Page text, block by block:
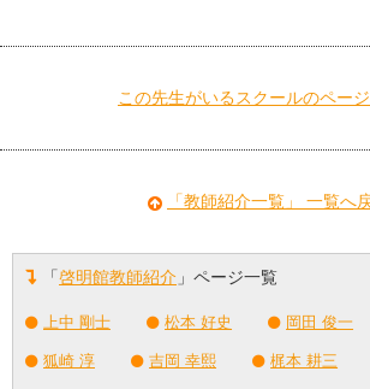
この先生がいるスクールのペー
「教師紹介一覧」 一覧へ
「啓明館教師紹介 」ページ一覧
上中 剛士 松本 好史 岡田 俊一
狐崎 淳 吉岡 幸熙 梶本 耕三